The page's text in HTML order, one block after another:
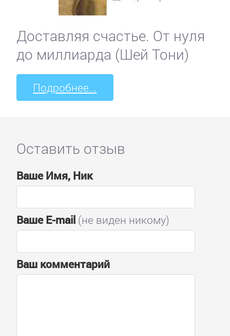
Доставляя счастье. От нуля
до миллиарда (Шей Тони)
Подробнее...
Оставить отзыв
Ваше Имя, Ник
Ваше E-mail(не виден никому)
Ваш комментарий